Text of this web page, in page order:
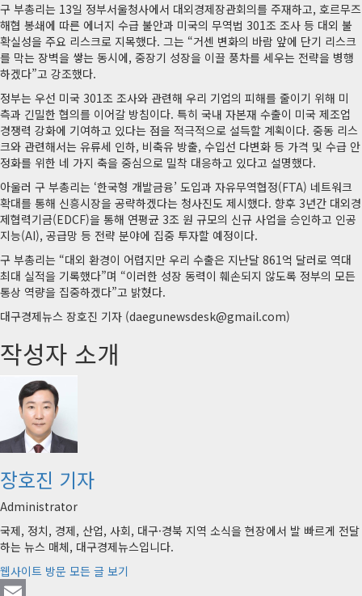
구 부총리는 13일 정부서울청사에서 대외경제장관회의를 주재하고, 호르무즈
해협 봉쇄에 따른 에너지 수급 불안과 미국의 무역법 301조 조사 등 대외 불
확실성을 주요 리스크로 지목했다. 그는 “거센 변화의 바람 앞에 단기 리스크
를 막는 장벽을 쌓는 동시에, 중장기 성장을 이끌 풍차를 세우는 전략을 병행
하겠다”고 강조했다.
정부는 우선 미국 301조 조사와 관련해 우리 기업의 피해를 줄이기 위해 미
측과 긴밀한 협의를 이어갈 방침이다. 특히 국내 자본재 수출이 미국 제조업
경쟁력 강화에 기여하고 있다는 점을 적극적으로 설득할 계획이다. 중동 리스
크와 관련해서는 유류세 인하, 비축유 방출, 수입선 다변화 등 가격 및 수급 안
정화를 위한 네 가지 축을 중심으로 밀착 대응하고 있다고 설명했다.
아울러 구 부총리는 ‘한국형 개발금융’ 도입과 자유무역협정(FTA) 네트워크
확대를 통해 신흥시장을 공략하겠다는 청사진도 제시했다. 향후 3년간 대외경
제협력기금(EDCF)을 통해 연평균 3조 원 규모의 신규 사업을 승인하고 인공
지능(AI), 공급망 등 전략 분야에 집중 투자할 예정이다.
구 부총리는 “대외 환경이 어렵지만 우리 수출은 지난달 861억 달러로 역대
최대 실적을 기록했다”며 “이러한 성장 동력이 훼손되지 않도록 정부의 모든
통상 역량을 집중하겠다”고 밝혔다.
대구경제뉴스 장호진 기자 (daegunewsdesk@gmail.com)
작성자 소개
장호진 기자
Administrator
국제, 정치, 경제, 산업, 사회, 대구·경북 지역 소식을 현장에서 발 빠르게 전달
하는 뉴스 매체, 대구경제뉴스입니다.
웹사이트 방문 모든 글 보기